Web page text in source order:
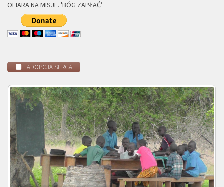
OFIARA NA MISJE. 'BÓG ZAPŁAĆ’
ADOPCJA SERCA